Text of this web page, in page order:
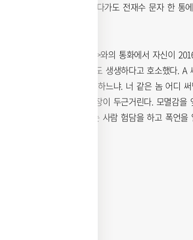
가도, 데이트를 하다가도 전재수 문자 한
A 씨는 <부산일보>와의 통화에서 자신이
시의 기억이 아직도 생생하다고 호소했다.
다는 전화를 받게 하느냐. 너 같은 놈 어디
그때 생각하면 심장이 두근거린다. 모멸감
연기하며 뒤에서는 사람 험담을 하고 폭언